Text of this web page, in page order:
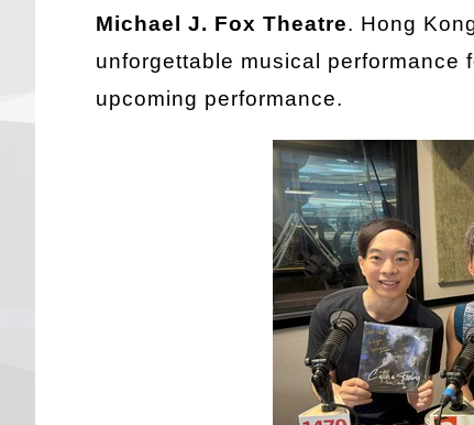
Michael J. Fox Theatre. Hong
unforgettable musical performance
upcoming performance.